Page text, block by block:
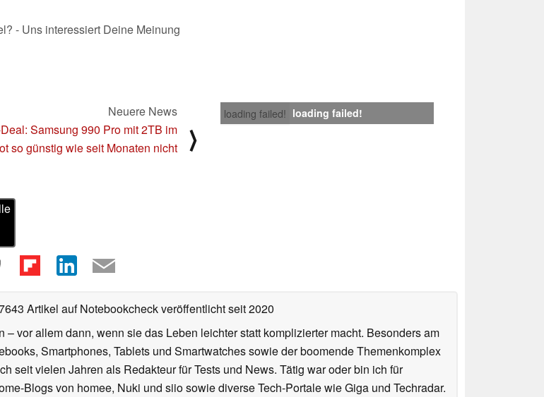
- Uns interessiert Deine Meinung
loading failed! loading failed!
Neuere News
Samsung 990 Pro mit 2TB im
so günstig wie seit Monaten nicht
⟩
Artikel auf Notebookcheck veröffentlichtseit 2020
– vor allem dann, wenn sie das Leben leichter statt komplizierter macht. Besonders am
Smartphones, Tablets und Smartwatches sowie der boomende Themenkomplex
seit vielen Jahren als Redakteur für Tests und News. Tätig war oder bin ich für
Blogs von homee, Nuki und siio sowie diverse Tech-Portale wie Giga und Techradar.